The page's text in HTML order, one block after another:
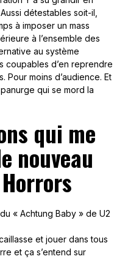
détestables soit-il,
à imposer un mass
à l’ensemble des
au système
coupables d’en reprendre
Pour moins d’audience. Et
qui se mord la
qui me
nouveau
« Achtung Baby » de U2
et jouer dans tous
et ça s’entend sur